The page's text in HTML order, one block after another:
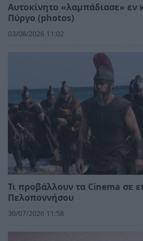
Αυτοκίνητο «λαμπάδιασε» εν
Πύργο (photos)
03/08/2026 11:02
Τι προβάλλουν τα Cinema σε
Πελοποννήσου
30/07/2026 11:58